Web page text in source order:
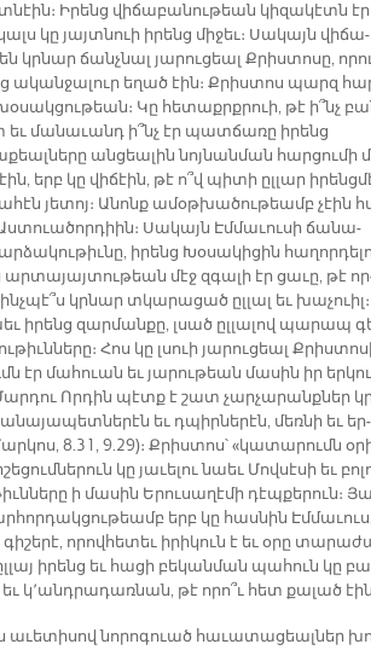
Ի­րենց վի­ճա­բա­նու­թեան կի­զա­կէտն էր
կը յայտ­նուի ի­րենց մի­ջեւ։ Սա­կայն վի­ճա­
կրնար ճանչ­նալ յա­րու­ցեալ Քրիս­տո­սը,
ե­ղած էին։ Քրիս­տոս պարզ
Կը հե­տաքրք­րուի, թէ ի՞նչ
եւ մա­նա­ւանդ ի՞նչ էր պատ­ճա­ռը ի­րենց
ան­ցեա­լին նոյ­նան­ման հար­ցու­մի
երբ կը վի­ճէին, թէ ո՞վ պի­տի ըլ­լար
յե­տոյ։ Ա­նոնք ա­մօթ­խա­ծու­թեամբ չէին
Սա­կայն Էմ­մա­ւու­սի ճա­նա­
ի­րենց Խօ­սա­կի­ցին
ար­տա­յայ­տու­թեան մէջ զգա­լի էր ցա­ւը, թէ
կրնար տկա­րա­ցած ըլ­լալ եւ խա­չուիլ։
ի­րենց զար­ման­քը, լսած ըլ­լա­լով պա­րապ
Հոս կը լսուի յա­րու­ցեալ
էր մա­հուան եւ յա­րու­թեան մա­սին իր եր­կու
Որ­դին պէտք է շատ չար­չա­րանք­ներ
եւ դպիր­նե­րէն, մեռ­նի եւ եր­
8.31, 9.29)։ Ք­րիս­տոս՝ «կա­տա­րումն
կը յա­ւե­լու նաեւ Մով­սէ­սի եւ
ի մա­սին Ե­րու­սա­ղէ­մի դէպ­քե­րուն։
երբ կը հաս­նին
գի­շե­րէ, ո­րով­հե­տեւ ի­րի­կուն է եւ օ­րը
ի­րենց եւ հա­ցի բե­կան­ման պա­հուն կը
եւ կ­՚անդ­րա­դառ­նան, թէ ո­րո՞ւ հետ քա­լած
ա­ւե­տի­սով նո­րո­գուած հա­ւա­տա­ցեալ­ներ